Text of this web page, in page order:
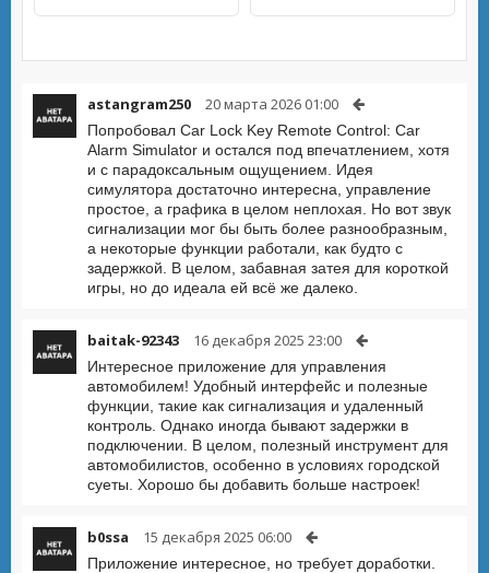
astangram250 20 марта 2026 01:00
Попробовал Car Lock Key Remote Control: Car
Alarm Simulator и остался под впечатлением, хотя
и с парадоксальным ощущением. Идея
симулятора достаточно интересна, управление
простое, а графика в целом неплохая. Но вот звук
сигнализации мог бы быть более разнообразным,
а некоторые функции работали, как будто с
задержкой. В целом, забавная затея для короткой
игры, но до идеала ей всё же далеко.
baitak-92343 16 декабря 2025 23:00
Интересное приложение для управления
автомобилем! Удобный интерфейс и полезные
функции, такие как сигнализация и удаленный
контроль. Однако иногда бывают задержки в
подключении. В целом, полезный инструмент для
автомобилистов, особенно в условиях городской
суеты. Хорошо бы добавить больше настроек!
b0ssa 15 декабря 2025 06:00
Приложение интересное, но требует доработки.